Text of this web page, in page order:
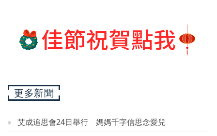
更多新聞
艾成追思會24日舉行 媽媽千字信思念愛兒